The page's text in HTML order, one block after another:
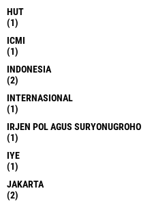
HUT
(1)
ICMI
(1)
INDONESIA
(2)
INTERNASIONAL
(1)
IRJEN POL AGUS SURYONUGROHO
(1)
IYE
(1)
JAKARTA
(2)